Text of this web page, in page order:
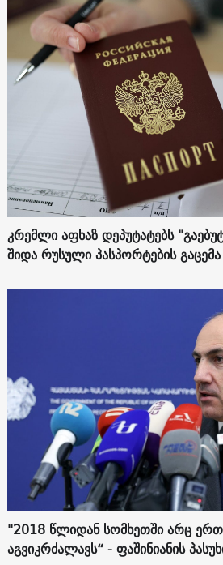
კრემლი აფხაზ დეპუტატებს
შიდა რუსული პასპორტების გაცემა
"2018 წლიდან სომხეთში არც
აგვიკრძალავს“ - ფაშინიანის